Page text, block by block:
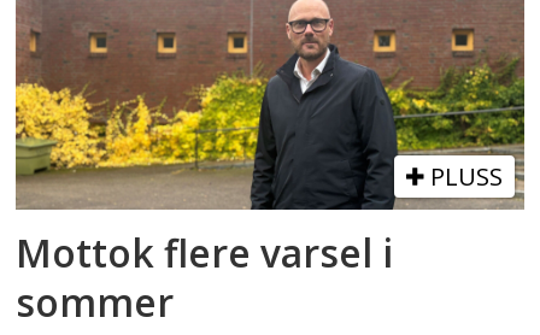
PLUSS
Mottok flere varsel i
sommer